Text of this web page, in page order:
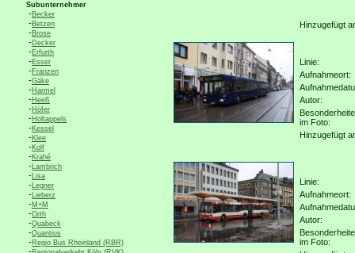
Subunternehmer
-Becker
-Betzen
-Brose
-Decker
-Erfurth
-Esser
-Franzen
-Gäke
-Harmel
-Heeß
-Höfer
-Holtappels
-Kessel
-Klee
-Kolf
-Krahé
-Lambrich
-Lisa
-Legner
-Lieberz
-M+M
-Orth
-Quabeck
-Quantius
-Regio Bus Rheinland (RBR)
Hinzugefügt
Linie:
Aufnahmeort:
Autor:
im Foto:
Hinzugefügt
Linie:
Aufnahmeort:
Autor:
im Foto: